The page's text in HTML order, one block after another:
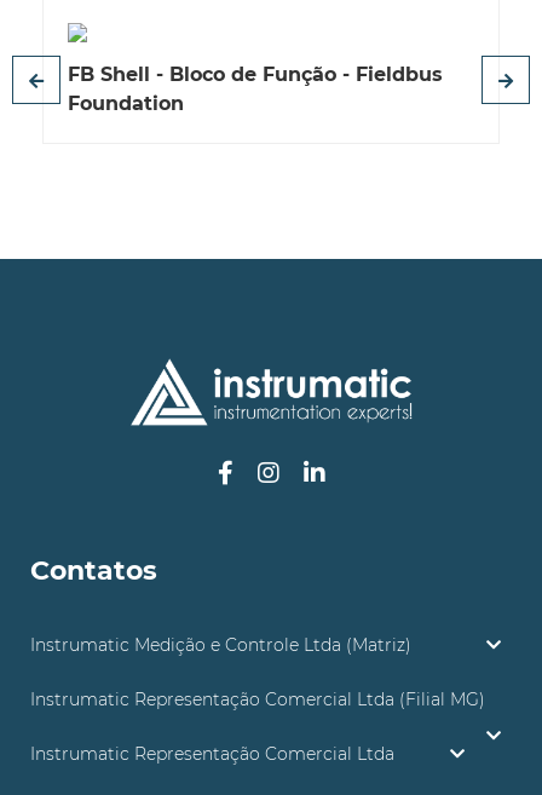
FB Shell - Bloco de Função - Fieldbus
Foundation
Contatos
Instrumatic Medição e Controle Ltda (Matriz)
Instrumatic Representação Comercial Ltda (Filial MG)
Instrumatic Representação Comercial Ltda